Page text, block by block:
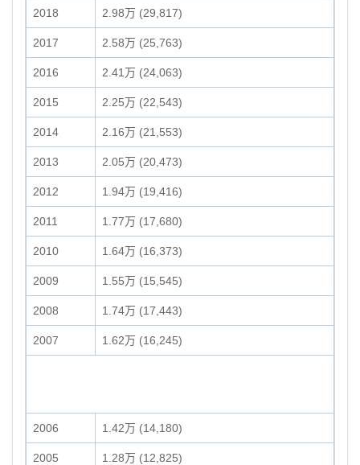
2018 2.98万 (29,817)
2017 2.58万 (25,763)
2016 2.41万 (24,063)
2015 2.25万 (22,543)
2014 2.16万 (21,553)
2013 2.05万 (20,473)
2012 1.94万 (19,416)
2011 1.77万 (17,680)
2010 1.64万 (16,373)
2009 1.55万 (15,545)
2008 1.74万 (17,443)
2007 1.62万 (16,245)
2006 1.42万 (14,180)
2005 1.28万 (12,825)